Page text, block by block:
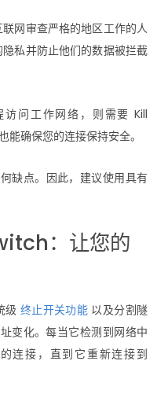
网审查严格的地区工作的人
私并防止他们的数据被拦截
访问工作网络，则需要 Kill
确保您的连接保持安全。
缺点。因此，建议使用具有
：让您的
级 终止开关功能 以及分割隧
变化。每当它检测到网络中
连接，直到它重新连接到